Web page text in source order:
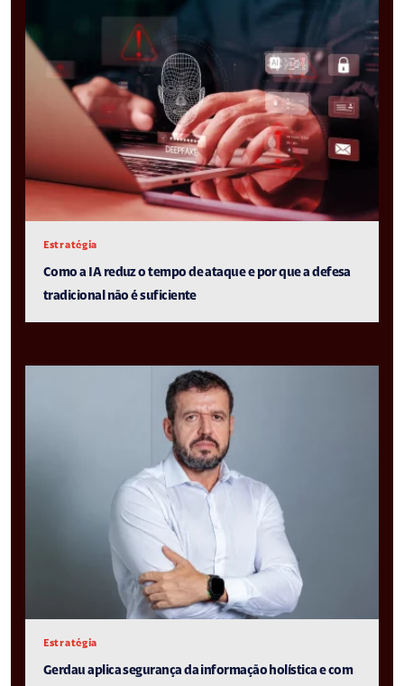
Estratégia
Como a IA reduz o tempo de ataque e por que a defesa
tradicional não é suficiente
Estratégia
Gerdau aplica segurança da informação holística e com